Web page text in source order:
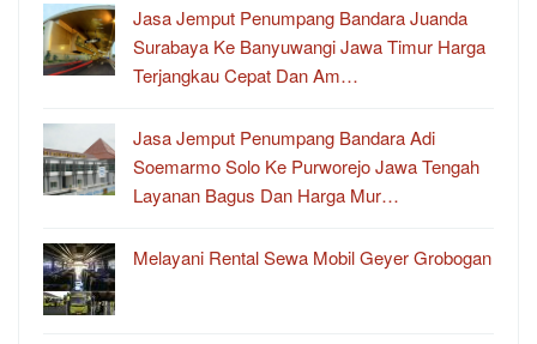
Jasa Jemput Penumpang Bandara Juanda
Surabaya Ke Banyuwangi Jawa Timur Harga
Terjangkau Cepat Dan Am…
Jasa Jemput Penumpang Bandara Adi
Soemarmo Solo Ke Purworejo Jawa Tengah
Layanan Bagus Dan Harga Mur…
Melayani Rental Sewa Mobil Geyer Grobogan